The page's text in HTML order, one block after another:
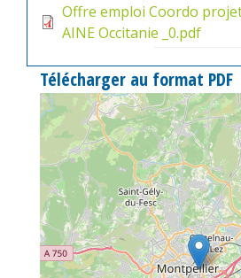
Offre emploi Coordo
AINE Occitanie _0.pdf
Télécharger au format PDF